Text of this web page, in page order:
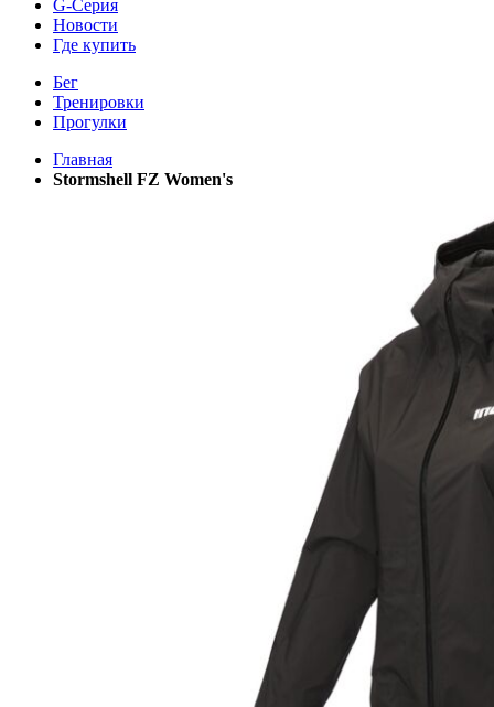
G-Серия
Новости
Где купить
Бег
Тренировки
Прогулки
Главная
Stormshell FZ Women's